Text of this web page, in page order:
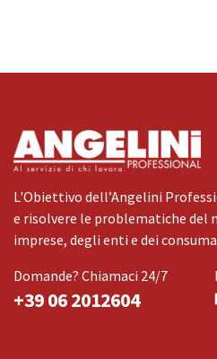
L'Obiettivo dell’Angelini
e risolvere le problematiche del
imprese, degli enti e dei
Domande? Chiamaci 24/7
+39 06 2012604